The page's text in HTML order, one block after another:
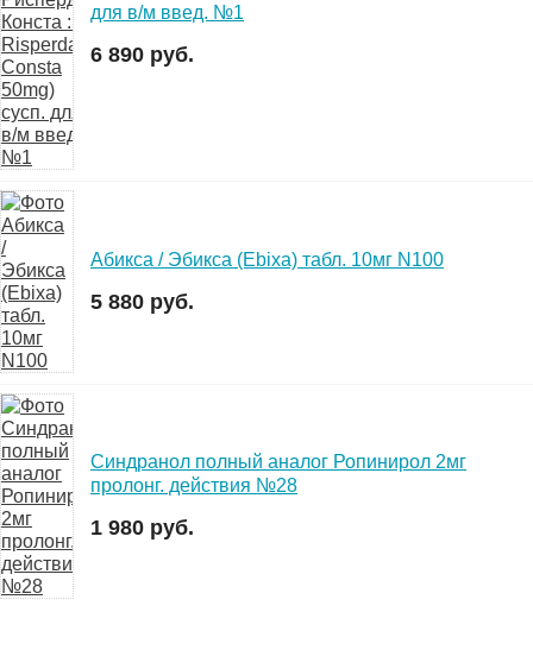
для в/м введ. №1
6 890 руб.
Абикса / Эбикса (Ebixa) табл. 10мг N100
5 880 руб.
Синдранол полный аналог Ропинирол 2мг
пролонг. действия №28
1 980 руб.